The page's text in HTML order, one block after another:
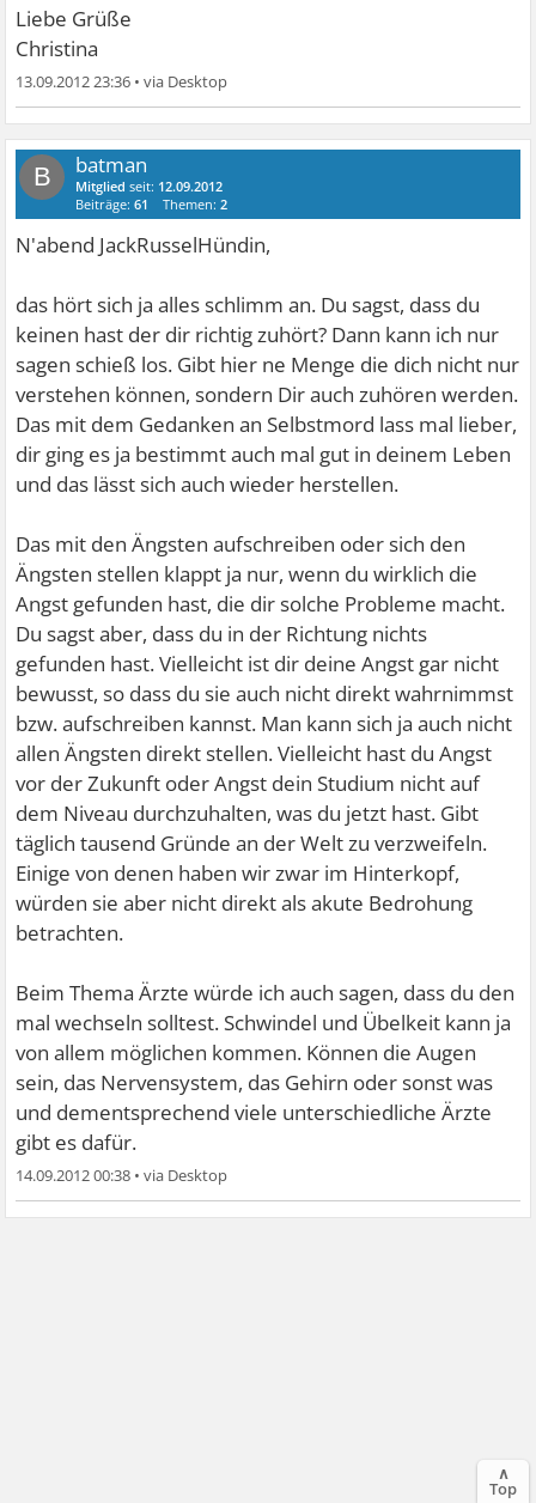
Liebe Grüße
Christina
13.09.2012 23:36 •
B batman
Mitglied seit: 12.09.2012
Beiträge:61 Themen:2
N'abend JackRusselHündin,
das hört sich ja alles schlimm an. Du sagst, dass du
keinen hast der dir richtig zuhört? Dann kann ich nur
sagen schieß los. Gibt hier ne Menge die dich nicht nur
verstehen können, sondern Dir auch zuhören werden.
Das mit dem Gedanken an Selbstmord lass mal lieber,
dir ging es ja bestimmt auch mal gut in deinem Leben
und das lässt sich auch wieder herstellen.
Das mit den Ängsten aufschreiben oder sich den
Ängsten stellen klappt ja nur, wenn du wirklich die
Angst gefunden hast, die dir solche Probleme macht.
Du sagst aber, dass du in der Richtung nichts
gefunden hast. Vielleicht ist dir deine Angst gar nicht
bewusst, so dass du sie auch nicht direkt wahrnimmst
bzw. aufschreiben kannst. Man kann sich ja auch nicht
allen Ängsten direkt stellen. Vielleicht hast du Angst
vor der Zukunft oder Angst dein Studium nicht auf
dem Niveau durchzuhalten, was du jetzt hast. Gibt
täglich tausend Gründe an der Welt zu verzweifeln.
Einige von denen haben wir zwar im Hinterkopf,
würden sie aber nicht direkt als akute Bedrohung
betrachten.
Beim Thema Ärzte würde ich auch sagen, dass du den
mal wechseln solltest. Schwindel und Übelkeit kann ja
von allem möglichen kommen. Können die Augen
sein, das Nervensystem, das Gehirn oder sonst was
und dementsprechend viele unterschiedliche Ärzte
gibt es dafür.
14.09.2012 00:38 •
∧
Top